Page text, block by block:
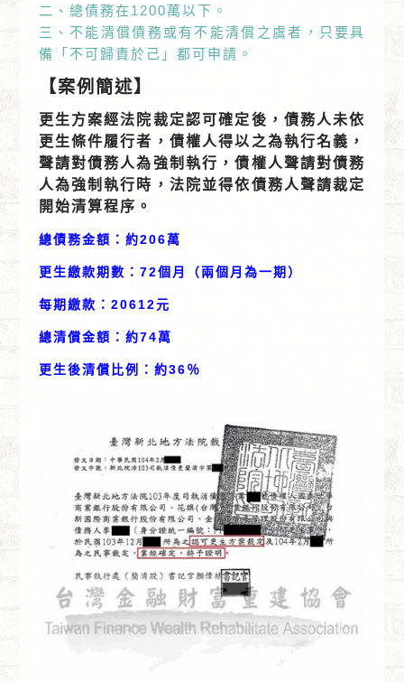
二、總債務在1200萬以下。
三、不能清償債務或有不能清償之虞者，只要具
備「不可歸責於己」都可申請。
【案例簡述】
更生方案經法院裁定認可確定後，債務人未依
更生條件履行者，債權人得以之為執行名義，
聲請對債務人為強制執行，債權人聲請對債務
人為強制執行時，法院並得依債務人聲請裁定
開始清算程序。
總債務金額：約206萬
更生繳款期數：72個月（兩個月為一期）
每期繳款：20612元
總清償金額：約74萬
更生後清償比例：約36％